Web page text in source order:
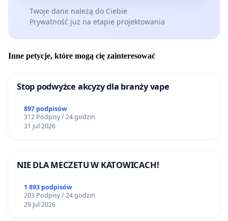
Twoje dane należą do Ciebie
Prywatność już na etapie projektowania
Inne petycje, które mogą cię zainteresować
Stop podwyżce akcyzy dla branży vape
897 podpisów
312 Podpisy / 24 godzin
31 Jul 2026
NIE DLA MECZETU W KATOWICACH!
1 893 podpisów
203 Podpisy / 24 godzin
29 Jul 2026